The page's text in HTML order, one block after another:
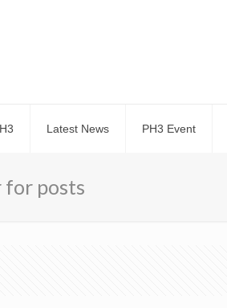
Latest News PH3 Event
for posts